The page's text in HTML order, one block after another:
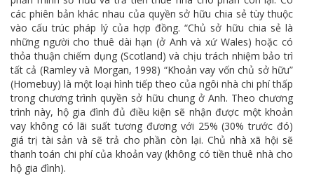
các phiên bản khác nhau của quyền sở hữu chia sẻ tùy thuộc
vào cấu trúc pháp lý của hợp đồng. “Chủ sở hữu chia sẻ là
những người cho thuê dài hạn (ở Anh và xứ Wales) hoặc có
thỏa thuận chiếm dụng (Scotland) và chịu trách nhiệm bảo trì
tất cả (Ramley và Morgan, 1998) “Khoản vay vốn chủ sở hữu”
(Homebuy) là một loại hình tiếp theo của ngôi nhà chi phí thấp
trong chương trình quyền sở hữu chung ở Anh. Theo chương
trình này, hộ gia đình đủ điều kiện sẽ nhận được một khoản
vay không có lãi suất tương đương với 25% (30% trước đó)
giá trị tài sản và sẽ trả cho phần còn lại. Chủ nhà xã hội sẽ
thanh toán chi phí của khoản vay (không có tiền thuê nhà cho
hộ gia đình).